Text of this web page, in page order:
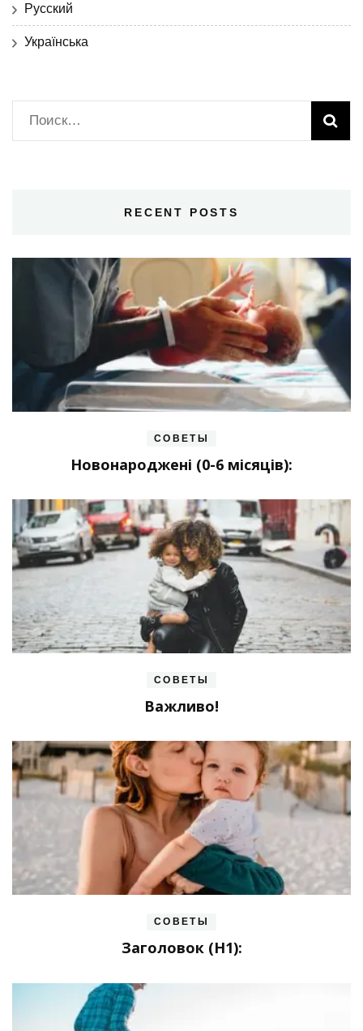
Русский
Українська
Найти:
RECENT POSTS
СОВЕТЫ
Новонароджені (0-6 місяців):
СОВЕТЫ
Важливо!
СОВЕТЫ
Заголовок (H1):